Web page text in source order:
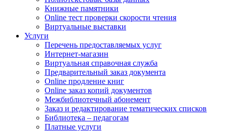
Книжные памятники
Online тест проверки скорости чтения
Виртуальные выставки
Услуги
Перечень предоставляемых услуг
Интернет-магазин
Виртуальная справочная служба
Предварительный заказ документа
Online продление книг
Online заказ копий документов
Межбиблиотечный абонемент
Заказ и редактирование тематических списков
Библиотека – педагогам
Платные услуги